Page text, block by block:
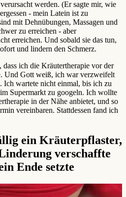
werden. (Er sagte mir, wie
- mein Latein ist zu
mit Dehnübungen, Massagen und
zu erreichen - aber
erreichen. Und sobald sie das tun,
und lindern den Schmerz.
dass ich die Kräutertherapie vor der
Und Gott weiß, ich war verzweifelt
Ich wartete nicht einmal, bis ich zu
Supermarkt zu googeln. Ich wollte
in der Nähe anbietet, und so
vereinbaren. Stattdessen fand ich
ein Kräuterpflaster,
verschaffte
Ende setzte